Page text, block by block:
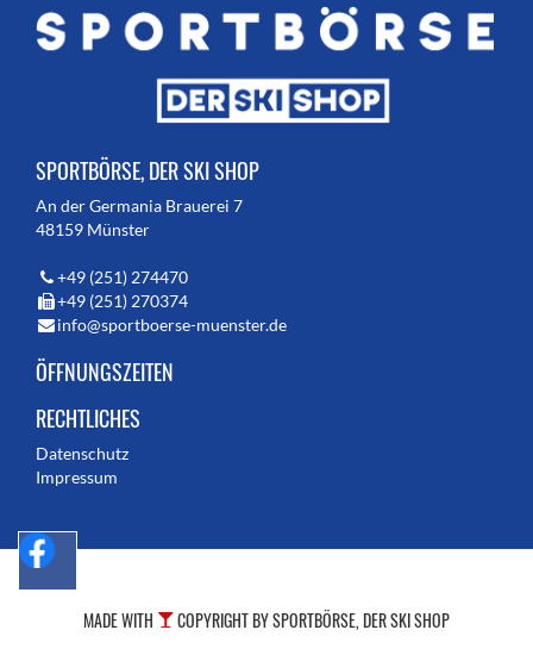
SPORTBÖRSE, DER SKI SHOP
An der Germania Brauerei 7
48159 Münster
+49 (251) 274470
+49 (251) 270374
info@sportboerse-muenster.de
ÖFFNUNGSZEITEN
RECHTLICHES
Datenschutz
Impressum
MADE WITH COPYRIGHT BY SPORTBÖRSE, DER SKI SHOP